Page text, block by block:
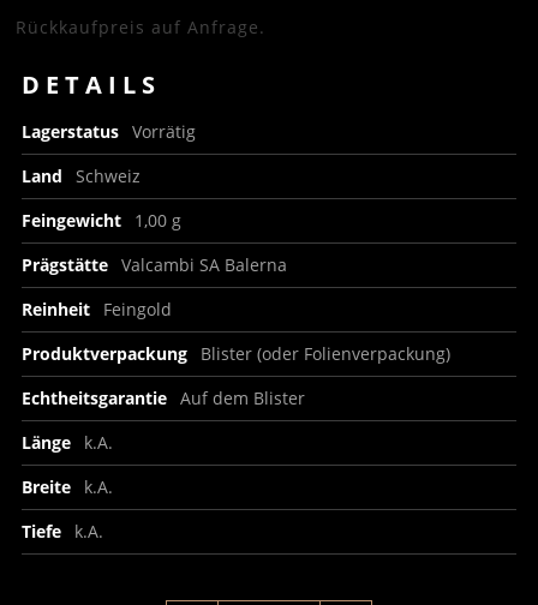
Rückkaufpreis auf Anfrage.
DETAILS
Lagerstatus Vorrätig
Land
Schweiz
Feingewicht
1,00 g
Prägstätte Valcambi SA Balerna
Reinheit
Feingold
Produktverpackung
Blister (oder Folienverpackung)
Echtheitsgarantie Auf dem Blister
Länge
k.A.
Breite
k.A.
Tiefe
k.A.